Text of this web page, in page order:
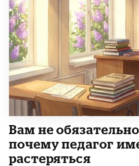
​Вам не
почему педагог
растеряться